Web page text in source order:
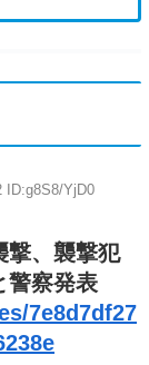
ID:g8S8/YjD0
撃、襲撃犯
警察発表
7e8d7df27